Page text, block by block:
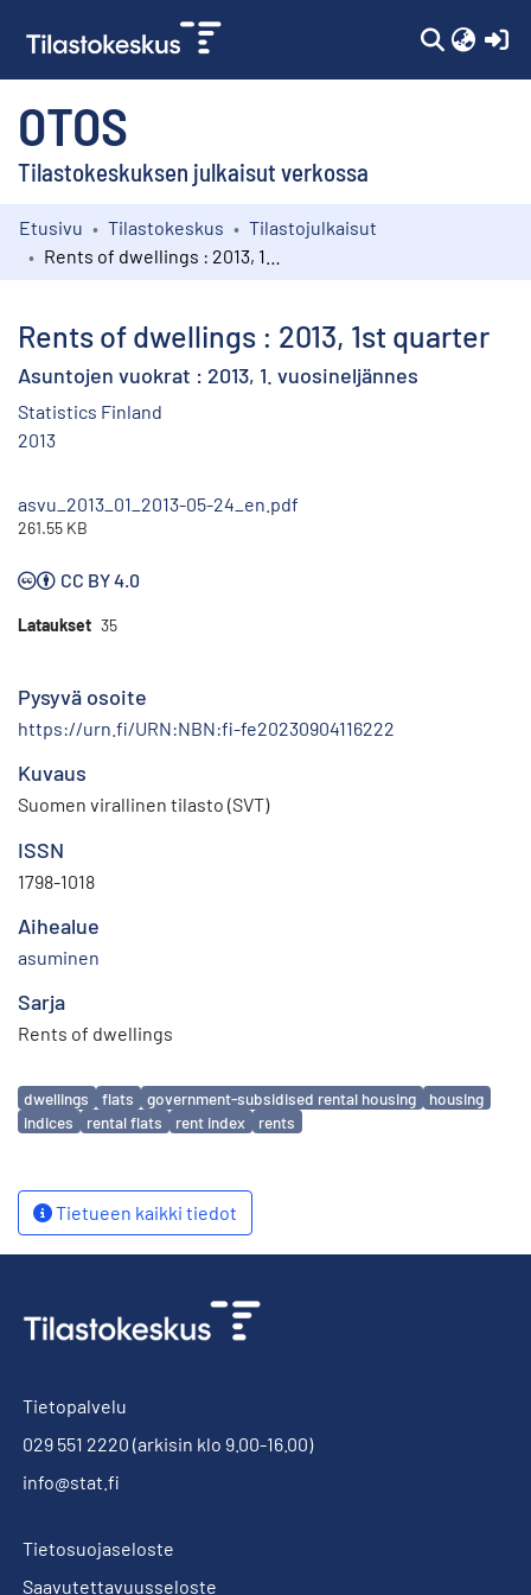
OTOS
Tilastokeskuksen julkaisut verkossa
Kokoelmat
Etusivu Tilastokeskus
Tilastojulkaisut
Rents of dwellings : 2013, 1st quarter
Asuntojen vuokrat : 2013, 1. vuosineljännes
Statistics Finland
2013
asvu_2013_01_2013-05-24_en.pdf
261.55 KB
CC BY 4.0
Lataukset 35
Pysyvä osoite
https://urn.fi/URN:NBN:fi-fe20230904116222
Kuvaus
Suomen virallinen tilasto (SVT)
ISSN
1798-1018
Aihealue
asuminen
Sarja
Rents of dwellings
Avainsanat
dwellings flats government-subsidised rental housing
housing
indices
rental flats rent index rents
Tietueen kaikki tiedot
Tietopalvelu
029 551 2220 (arkisin klo 9.00-16.00)
info@stat.fi
Tietosuojaseloste
Saavutettavuusseloste